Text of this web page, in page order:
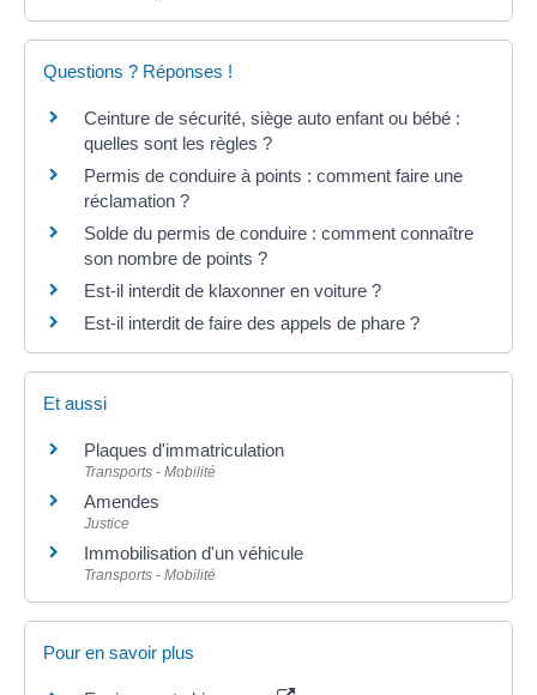
Questions ? Réponses !
Ceinture de sécurité, siège auto enfant ou bébé :
quelles sont les règles ?
Permis de conduire à points : comment faire une
réclamation ?
Solde du permis de conduire : comment connaître
son nombre de points ?
Est-il interdit de klaxonner en voiture ?
Est-il interdit de faire des appels de phare ?
Et aussi
Plaques d'immatriculation
Transports - Mobilité
Amendes
Justice
Immobilisation d'un véhicule
Transports - Mobilité
Pour en savoir plus